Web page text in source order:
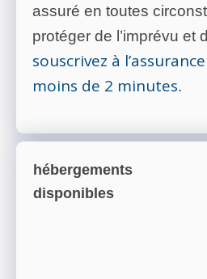
assuré en toutes
protéger de l’imprévu et
souscrivez à
moins de 2 minutes.
hébergements
disponibles